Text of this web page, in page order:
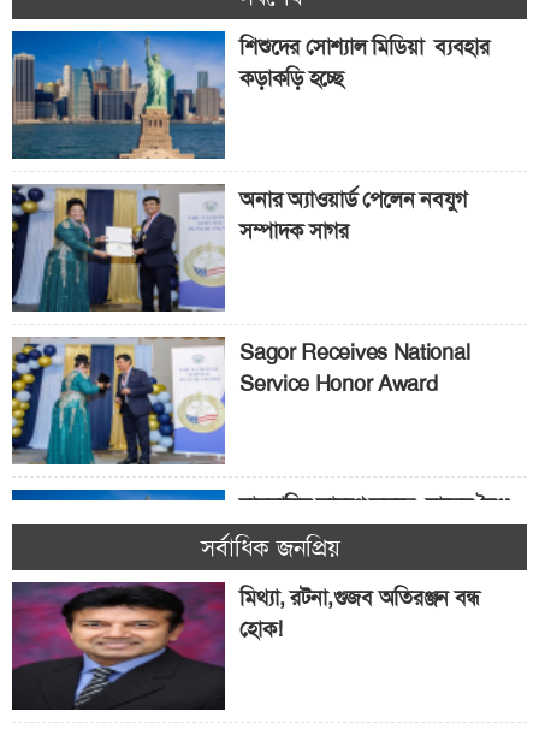
শিশুদের সোশ্যাল মিডিয়া ব্যবহার
কড়াকড়ি হচ্ছে
অনার অ্যাওয়ার্ড পেলেন নবযুগ
সম্পাদক সাগর
Sagor Receives National
Service Honor Award
মামদানির কারণে কমছে বাসের বৈধ
যাত্রী! যাত্রীর সংখ্যা কমেছে ৭.৭%
সর্বাধিক জনপ্রিয়
মিথ্যা, রটনা,গুজব অতিরঞ্জন বন্ধ
হোক!